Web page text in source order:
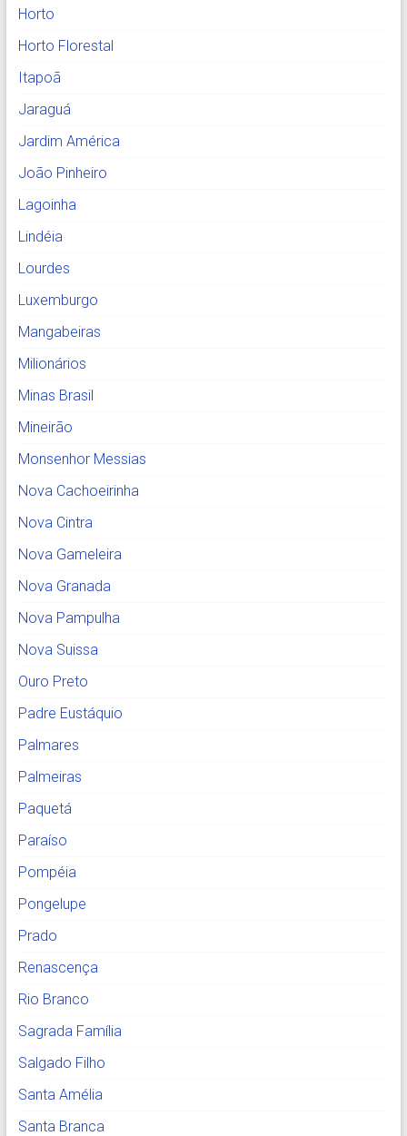
Horto
Horto Florestal
Itapoã
Jaraguá
Jardim América
João Pinheiro
Lagoinha
Lindéia
Lourdes
Luxemburgo
Mangabeiras
Milionários
Minas Brasil
Mineirão
Monsenhor Messias
Nova Cachoeirinha
Nova Cintra
Nova Gameleira
Nova Granada
Nova Pampulha
Nova Suissa
Ouro Preto
Padre Eustáquio
Palmares
Palmeiras
Paquetá
Paraíso
Pompéia
Pongelupe
Prado
Renascença
Rio Branco
Sagrada Família
Salgado Filho
Santa Amélia
Santa Branca